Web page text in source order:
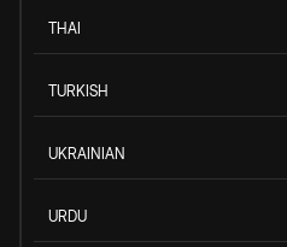
THAI
TURKISH
UKRAINIAN
URDU